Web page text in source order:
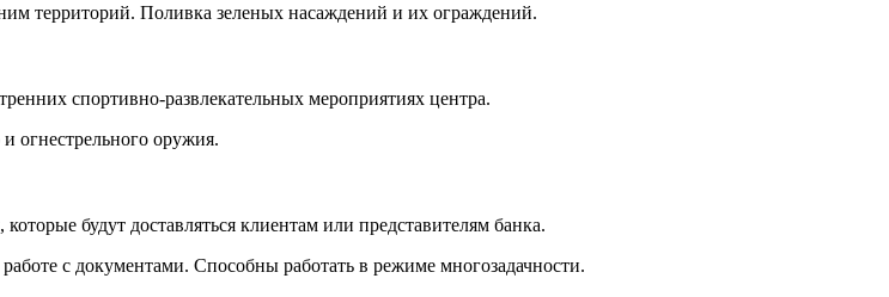
территорий. Поливка зеленых насаждений и их ограждений.
спортивно-развлекательных мероприятиях центра.
огнестрельного оружия.
будут доставляться клиентам или представителям банка.
с документами. Способны работать в режиме многозадачности.